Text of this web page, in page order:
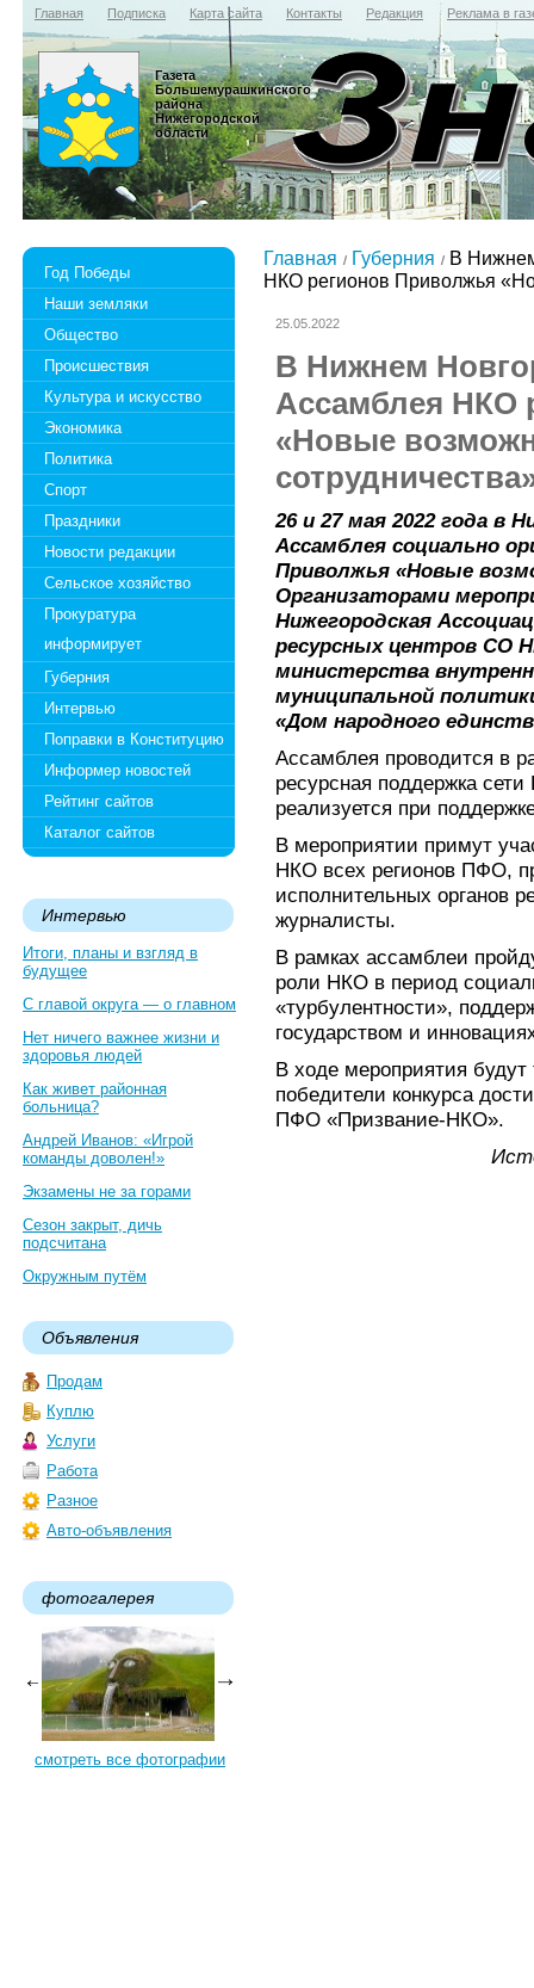
Главная Подписка Карта сайта Контакты Редакция Реклама в
Газета
Большемурашкинского
района
Нижегородской
области
Год Победы
Наши земляки
Общество
Происшествия
Культура и искусство
Экономика
Политика
Спорт
Праздники
Новости редакции
Сельское хозяйство
Прокуратура
информирует
Губерния
Интервью
Поправки в Конституцию
Информер новостей
Рейтинг сайтов
Каталог сайтов
Интервью
Итоги, планы и взгляд в
будущее
С главой округа — о главном
Нет ничего важнее жизни и
здоровья людей
Как живет районная
больница?
Андрей Иванов: «Игрой
команды доволен!»
Экзамены не за горами
Сезон закрыт, дичь
подсчитана
Окружным путём
Объявления
Продам
Куплю
Услуги
Работа
Разное
Авто-объявления
фотогалерея
смотреть все фотографии
Главная Губерния
В
НКО регионов Приволжья
25.05.2022
В Нижнем
Ассамблея НКО
«Новые
26 и 27 мая 2022 года в
Ассамблея социально
Приволжья «Новые
Организаторами
Нижегородская
ресурсных центров СО
министерства
муниципальной
«Дом народного
Ассамблея проводится в
ресурсная поддержка
реализуется при
В мероприятии примут
НКО всех регионов ПФО,
исполнительных органов
журналисты.
В рамках ассамблеи
роли НКО в период
«турбулентности»,
государством и
В ходе мероприятия
победители конкурса
ПФО «Призвание-НКО».